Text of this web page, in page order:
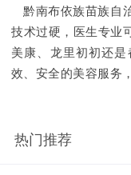
黔南布依族苗族自
技术过硬，医生专业
美康、龙里初初还
效、安全的美容服务
热门推荐